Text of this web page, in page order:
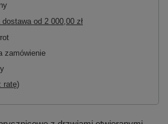
dostawa od 2 000,00 zł
zamówienie
ratę)